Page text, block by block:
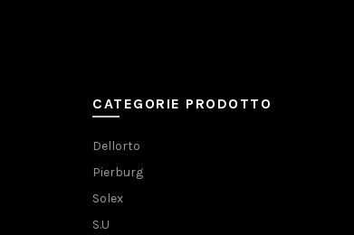
CATEGORIE PRODOTTO
Dellorto
Pierburg
Solex
S.U